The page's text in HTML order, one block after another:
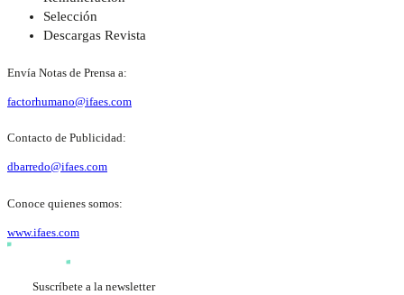
Selección
Descargas Revista
Envía Notas de Prensa a:
factorhumano@ifaes.com
Contacto de Publicidad:
dbarredo@ifaes.com
Conoce quienes somos:
www.ifaes.com
Suscríbete a la newsletter